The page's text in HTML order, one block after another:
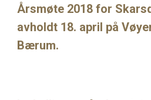
Årsmøte 2018 for
avholdt 18. april på
Bærum.